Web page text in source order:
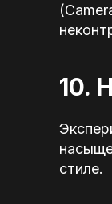
10.
стиле.